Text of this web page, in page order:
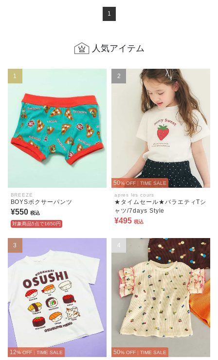
1
人気アイテム
1
BREEZE
BOYSボクサーパンツ
¥550 税込
対象商品5点で1650円
2
50% OFF | TIME SALE
apres les cours
★タイムセール★バラエティTシ
ャツ/7days Style
¥495 税込
3
12% OFF | TIME SALE
4
50% OFF | TIME SALE